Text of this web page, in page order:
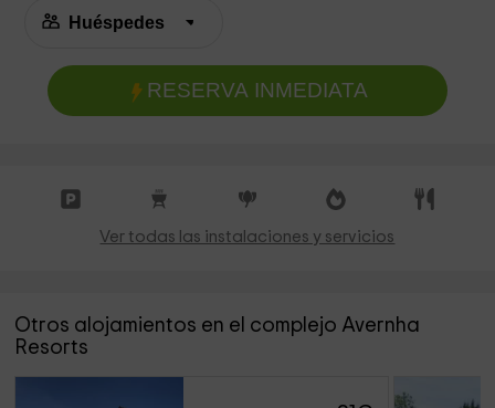
RESERVA INMEDIATA
Ver todas las instalaciones y servicios
Otros alojamientos en el complejo Avernha
Resorts